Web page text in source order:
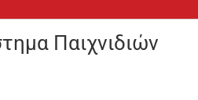
Παιχνιδιών